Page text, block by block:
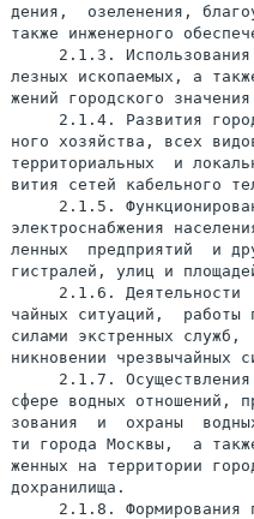
дения,  озеленения,
также инженерного
2.1.3.
лезных ископаемых, а
жений городского
2.1.4. Развития
ного хозяйства, всех
территориальных  и
вития сетей кабельного
2.1.5.
электроснабжения
ленных  предприятий  и
гистралей, улиц и
2.1.6. Деятельности
чайных ситуаций,  работы
силами экстренных
никновении чрезвычайных
2.1.7.
сфере водных отношений,
зования  и  охраны
ти города Москвы,  а
женных на территории
дохранилища.
2.1.8. Формирования